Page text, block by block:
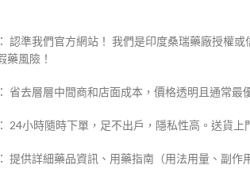
認準我們官方網站！ 我們是印度桑瑞藥廠授權
藥風險！
省去層層中間商和店面成本，價格透明且通常最
24小時隨時下單，足不出戶，隱私性高。送貨上
提供詳細藥品資訊、用藥指南（用法用量、副